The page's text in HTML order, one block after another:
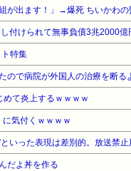
付けられて無事負債3兆2000億
ト特集
ので病院が外国人の治療を断る
めて炎上するｗｗｗｗ
に気付くｗｗｗｗ
いった表現は差別的。放送禁止
だよ丼を作る